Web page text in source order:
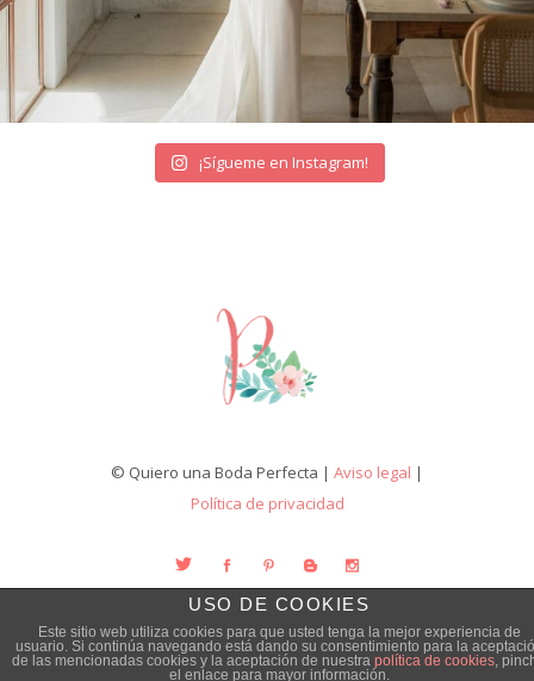
¡Sígueme en Instagram!
© Quiero una Boda Perfecta | Aviso legal |
Política de privacidad
USO DE COOKIES
Este sitio web utiliza cookies para que usted tenga la mejor experiencia de
usuario. Si continúa navegando está dando su consentimiento para la
de las mencionadas cookies y la aceptación de nuestra política de cookies,
el enlace para mayor información.